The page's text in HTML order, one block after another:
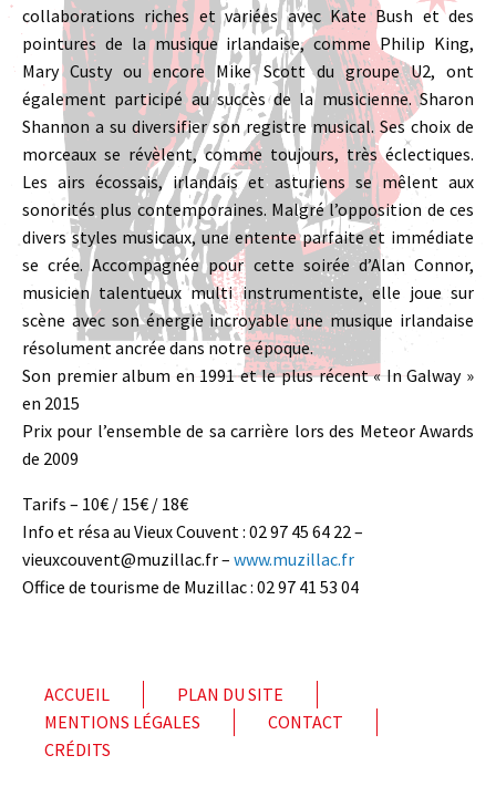
collaborations riches et variées avec Kate Bush et des
pointures de la musique irlandaise, comme Philip King,
Mary Custy ou encore Mike Scott du groupe U2, ont
également participé au succès de la musicienne. Sharon
Shannon a su diversifier son registre musical. Ses choix de
morceaux se révèlent, comme toujours, très éclectiques.
Les airs écossais, irlandais et asturiens se mêlent aux
sonorités plus contemporaines. Malgré l’opposition de ces
divers styles musicaux, une entente parfaite et immédiate
se crée. Accompagnée pour cette soirée d’Alan Connor,
musicien talentueux multi instrumentiste, elle joue sur
scène avec son énergie incroyable une musique irlandaise
résolument ancrée dans notre époque.
Son premier album en 1991 et le plus récent « In Galway »
en 2015
Prix pour l’ensemble de sa carrière lors des Meteor Awards
de 2009
Tarifs – 10€ / 15€ / 18€
Info et résa au Vieux Couvent : 02 97 45 64 22 –
vieuxcouvent@muzillac.fr – www.muzillac.fr
Office de tourisme de Muzillac : 02 97 41 53 04
ACCUEIL
PLAN DU SITE
MENTIONS LÉGALES
CONTACT
CRÉDITS